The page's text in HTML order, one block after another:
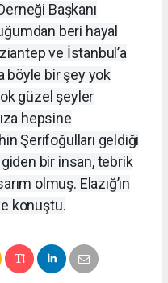
Başkanı
beri hayal
ve İstanbul’a
böyle bir şey yok
güzel şeyler
hepsine
Şerifoğulları geldiği
bir insan, tebrik
olmuş. Elazığ’ın
konuştu.